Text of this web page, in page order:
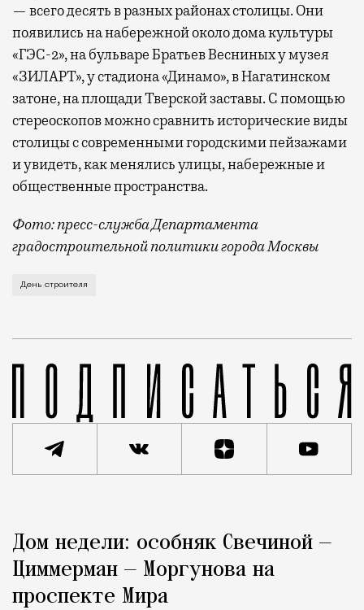
— всего десять в разных районах столицы. Они
появились на набережной около дома культуры
«ГЭС-2», на бульваре Братьев Весниных у музея
«ЗИЛАРТ», у стадиона «Динамо», в Нагатинском
затоне, на площади Тверской заставы. С помощью
стереоскопов можно сравнить исторические виды
столицы с современными городскими пейзажами
и увидеть, как менялись улицы, набережные и
общественные пространства.
Фото: пресс-служба Департамента
градостроительной политики города Москвы
В этом году профессиональный праздник День
День строителя
Город
Дом недели: особняк Свечиной —
Циммерман — Моргунова на
проспекте Мира